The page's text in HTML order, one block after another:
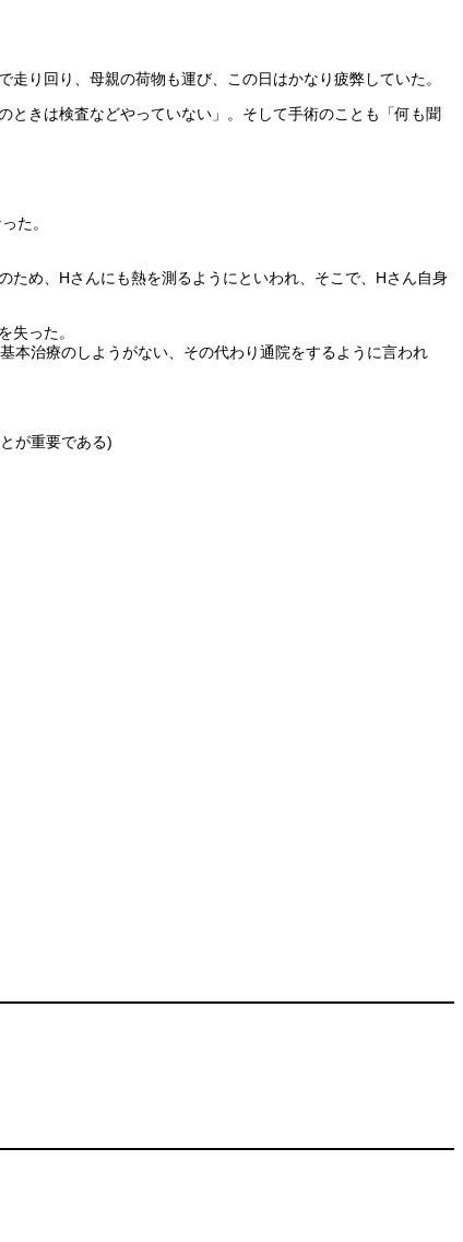
り回り、母親の荷物も運び、この日はかなり疲弊していた。
きは検査などやっていない」。そして手術のことも「何も聞
た。
め、Hさんにも熱を測るようにといわれ、そこで、Hさん自身
失った。
本治療のしようがない、その代わり通院をするように言われ
が重要である)